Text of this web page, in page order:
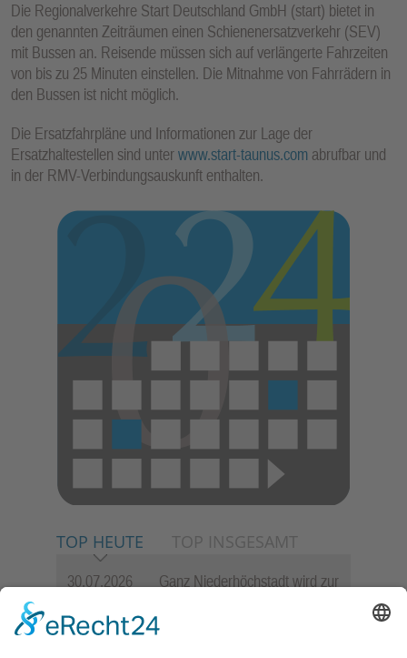
Die Regionalverkehre Start Deutschland GmbH (start) bietet in
den genannten Zeiträumen einen Schienenersatzverkehr (SEV)
mit Bussen an. Reisende müssen sich auf verlängerte Fahrzeiten
von bis zu 25 Minuten einstellen. Die Mitnahme von Fahrrädern in
den Bussen ist nicht möglich.
Die Ersatzfahrpläne und Informationen zur Lage der
Ersatzhaltestellen sind unterwww.start-taunus.com abrufbar und
in der RMV-Verbindungsauskunft enthalten.
TOP HEUTE TOP INSGESAMT
30.07.2026
Ganz Niederhöchstadt wird zur
06.08.2026
Jugendchor Hochtaunus